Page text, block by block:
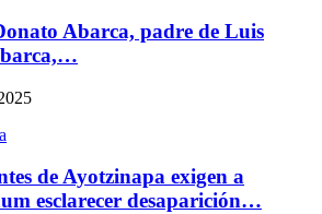
Abarca, padre de Luis
de Ayotzinapa exigen a
esclarecer desaparición…